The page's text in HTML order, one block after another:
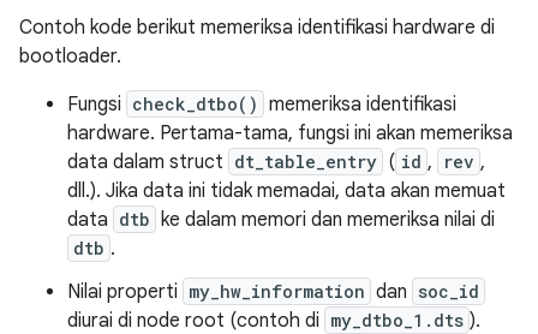
Contoh kode berikut memeriksa identifikasi hardware di
bootloader.
Fungsi check_dtbo() memeriksa identifikasi
hardware. Pertama-tama, fungsi ini akan memeriksa
data dalam struct dt_table_entry ( id , rev ,
dll.). Jika data ini tidak memadai, data akan memuat
data dtb ke dalam memori dan memeriksa nilai di
dtb .
Nilai properti my_hw_information dan soc_id
diurai di node root (contoh di my_dtbo_1.dts ).